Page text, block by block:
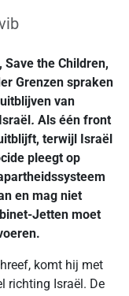
Save the Children,
Grenzen spraken
van
. Als één front
terwijl Israël
pleegt op
en mag niet
Jetten moet
komt hij met
richting Israël. De